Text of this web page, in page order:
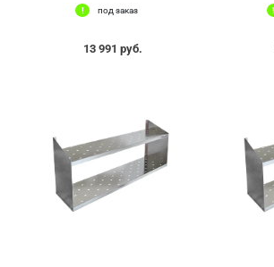
под заказ
13 991 руб.